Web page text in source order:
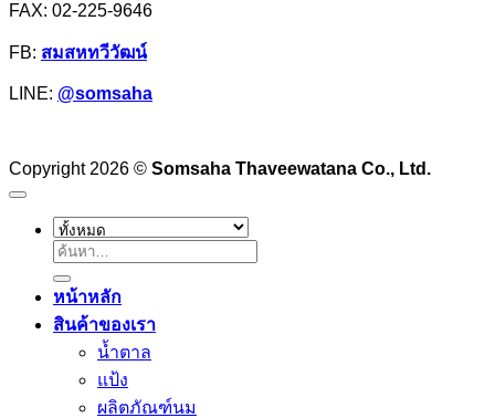
FAX: 02-225-9646
FB: สมสหทวีวัฒน์
LINE: @somsaha
Copyright 2026 © Somsaha Thaveewatana Co., Ltd.
ค้นหา:
หน้าหลัก
สินค้าของเรา
น้ำตาล
แป้ง
ผลิตภัณฑ์นม